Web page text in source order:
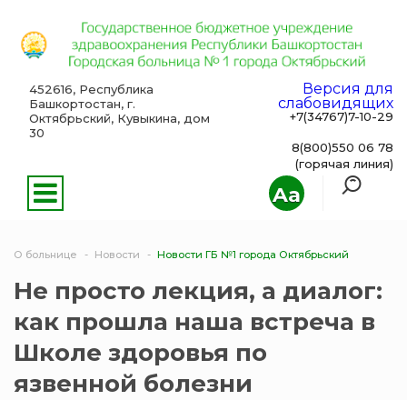
Aa
452616, Республика
Башкортостан, г.
Октябрьский, Кувыкина, дом
30
Версия для
слабовидящих
+7(34767)7-10-29
8(800)550 06 78
(горячая линия)
О больнице Новости Новости ГБ №1 города Октябрьский
Не просто лекция, а диалог:
как прошла наша встреча в
Школе здоровья по
язвенной болезни